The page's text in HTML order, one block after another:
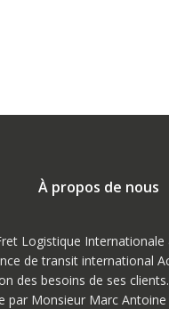
À propos de nous
Logistique
de transit international
des besoins de ses
par Monsieur Marc Antoine